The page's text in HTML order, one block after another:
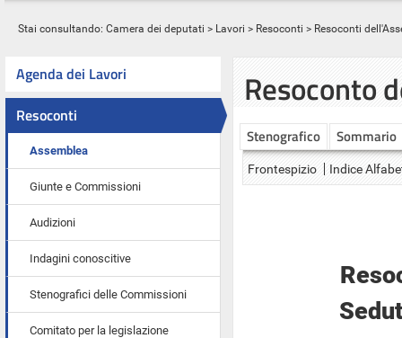
Stai consultando: Camera dei deputati > Lavori > Resoconti > Resoconti
Agenda dei Lavori
Resoconti
Assemblea
Giunte e Commissioni
Audizioni
Indagini conoscitive
Stenografici delle Commissioni
Comitato per la legislazione
Resoconto
Stenografico Sommario
Frontespizio Indice